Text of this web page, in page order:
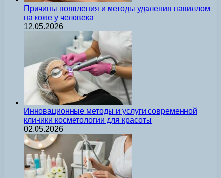
Причины появления и методы удаления папиллом
на коже у человека
12.05.2026
Инновационные методы и услуги современной
клиники косметологии для красоты
02.05.2026